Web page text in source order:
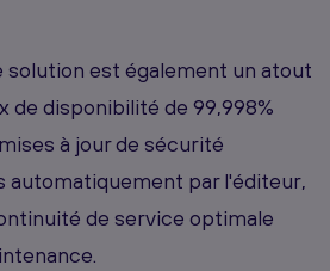
solution est également un atout
de disponibilité de 99,998%
à jour de sécurité
automatiquement par l'éditeur,
de service optimale